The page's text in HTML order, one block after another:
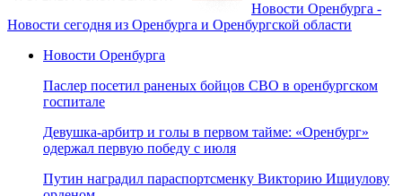
Новости Оренбурга -
Новости сегодня из Оренбурга и Оренбургской области
Новости Оренбурга
Паслер посетил раненых бойцов СВО в оренбургском
госпитале
Девушка-арбитр и голы в первом тайме: «Оренбург»
одержал первую победу с июля
Путин наградил параспортсменку Викторию Ищиулову